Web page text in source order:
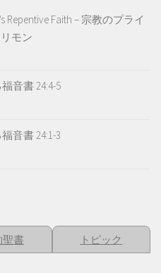
Repentive Faith – 宗教のプライ
モン
音書 24:4-5
音書 24:1-3
聖書
トピック